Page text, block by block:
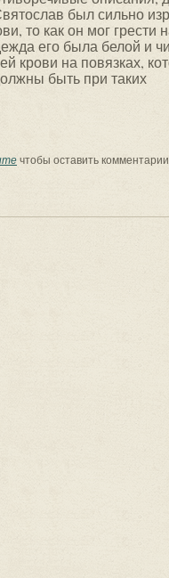
чтобы оставить комментарии